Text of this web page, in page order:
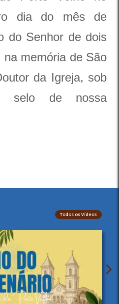
dia do mês de
do Senhor de dois
memória de São
da Igreja, sob
selo de nossa
Todos os Vídeos